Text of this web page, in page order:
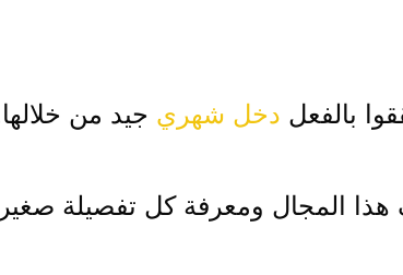
بالفعل دخل شهري جيد من
المجال ومعرفة كل تفصيلة